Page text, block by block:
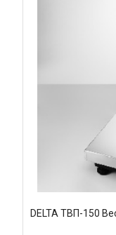
DELTA ТВП-150